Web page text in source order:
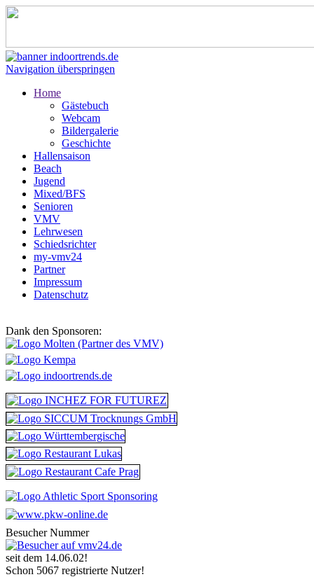
Navigation überspringen
Home
Gästebuch
Webcam
Bildergalerie
Geschichte
Hallensaison
Beach
Jugend
Mixed/BFS
Senioren
VMV
Lehrwesen
Schiedsrichter
my-vmv24
Partner
Impressum
Datenschutz
Dank den Sponsoren:
Besucher Nummer
seit dem 14.06.02!
Schon 5067 registrierte Nutzer!